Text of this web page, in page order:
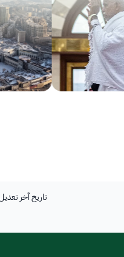
تاريخ آخر تعديل: 10/04/2026 - 2:00 م بتوقيت